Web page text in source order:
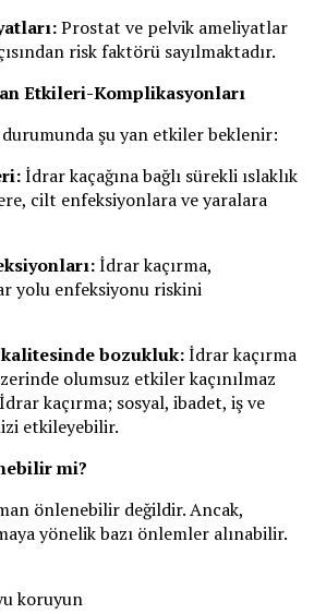
Prostat ve pelvik ameliyatlar
risk faktörü sayılmaktadır.
Etkileri-Komplikasyonları
şu yan etkiler beklenir:
İdrar kaçağına bağlı sürekli ıslaklık
cilt enfeksiyonlara ve yaralara
İdrar kaçırma,
yolu enfeksiyonu riskini
kalitesinde bozukluk:İdrar kaçırma
olumsuz etkiler kaçınılmaz
kaçırma; sosyal, ibadet, iş ve
etkileyebilir.
mi?
önlenebilir değildir. Ancak,
yönelik bazı önlemler alınabilir.
koruyun